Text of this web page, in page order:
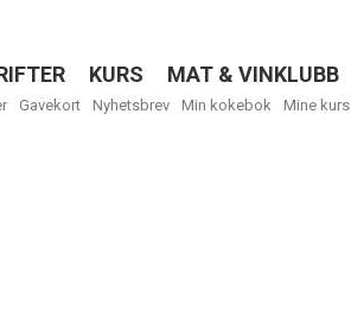
KURS MAT & VINKLUBB
Gavekort Nyhetsbrev Min kokebok Mine kurs